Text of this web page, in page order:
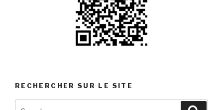
RECHERCHER SUR LE SITE